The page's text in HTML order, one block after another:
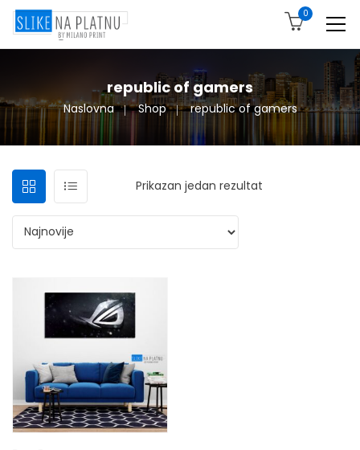
0
republic of gamers
Naslovna Shop republic of gamers
Prikazan jedan rezultat